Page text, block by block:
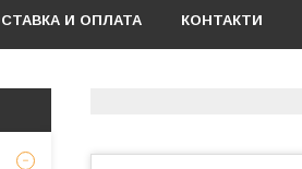
И ОПЛАТА КОНТАКТИ